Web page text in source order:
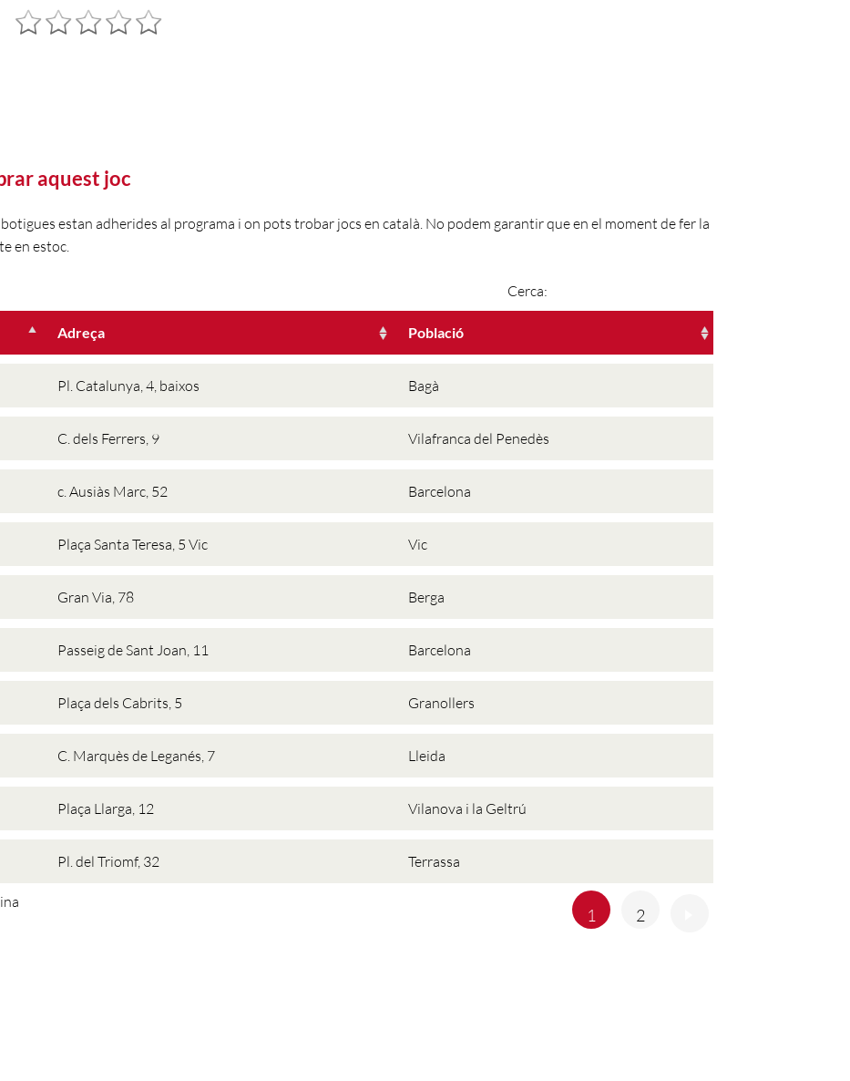
aquest joc
estan adherides al programa i on pots trobar jocs en català. No podem garantir que en el moment de fer la
en estoc.
Cerca:
Adreça Població
Pl. Catalunya, 4, baixos Bagà
C. dels Ferrers, 9 Vilafranca del Penedès
c. Ausiàs Marc, 52 Barcelona
Plaça Santa Teresa, 5 Vic Vic
Gran Via, 78 Berga
Passeig de Sant Joan, 11 Barcelona
Plaça dels Cabrits, 5 Granollers
C. Marquès de Leganés, 7 Lleida
Plaça Llarga, 12 Vilanova i la Geltrú
Pl. del Triomf, 32 Terrassa
Anterior
1 2